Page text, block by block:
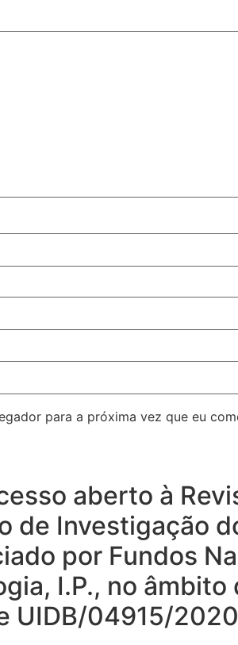
para a próxima vez que eu
aberto à
de Investigação
por Fundos
I.P., no
UIDB/04915/